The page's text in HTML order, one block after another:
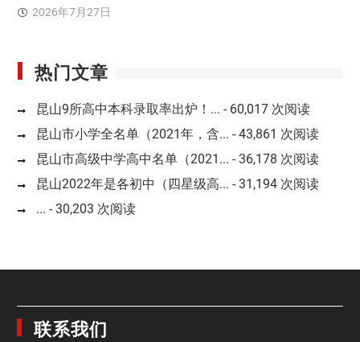
2026年7月27日
热门文章
昆山9所高中本科录取率出炉！... - 60,017 次阅读
昆山市小学全名单（2021年，含... - 43,861 次阅读
昆山市高级中学高中名单（2021... - 36,178 次阅读
昆山2022年是各初中（四星级高... - 31,194 次阅读
... - 30,203 次阅读
联系我们